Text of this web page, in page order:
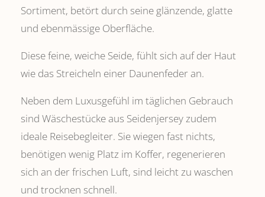
Sortiment, betört durch seine glänzende, glatte
und ebenmässige Oberfläche.
Diese feine, weiche Seide, fühlt sich auf der Haut
wie das Streicheln einer Daunenfeder an.
Neben dem Luxusgefühl im täglichen Gebrauch
sind Wäschestücke aus Seidenjersey zudem
ideale Reisebegleiter. Sie wiegen fast nichts,
benötigen wenig Platz im Koffer, regenerieren
sich an der frischen Luft, sind leicht zu waschen
und trocknen schnell.